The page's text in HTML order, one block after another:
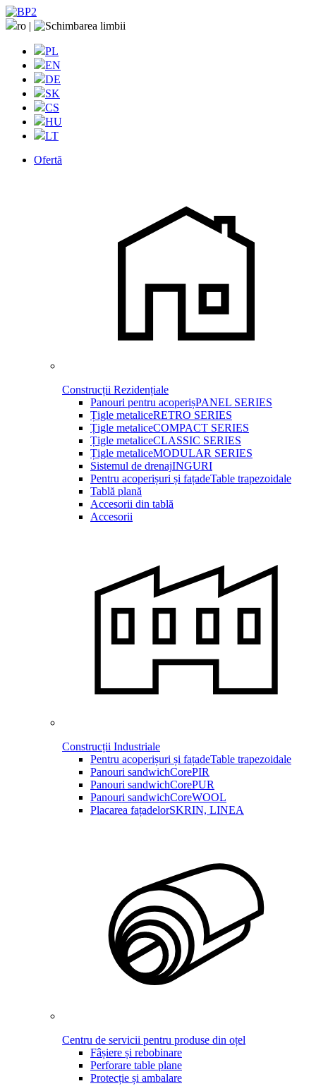
ro |
PL
EN
DE
SK
CS
HU
LT
Ofertă
Construcții Rezidențiale
Panouri pentru acoperișPANEL SERIES
Țigle metaliceRETRO SERIES
Țigle metaliceCOMPACT SERIES
Țigle metaliceCLASSIC SERIES
Țigle metaliceMODULAR SERIES
Sistemul de drenajINGURI
Pentru acoperișuri și fațadeTable trapezoidale
Tablă plană
Accesorii din tablă
Accesorii
Construcții Industriale
Pentru acoperișuri și fațadeTable trapezoidale
Panouri sandwichCorePIR
Panouri sandwichCorePUR
Panouri sandwichCoreWOOL
Placarea fațadelorSKRIN, LINEA
Centru de servicii pentru produse din oțel
Fâșiere și rebobinare
Perforare table plane
Protecție și ambalare